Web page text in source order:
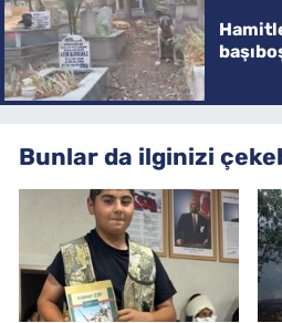
Bunlar da ilginizi